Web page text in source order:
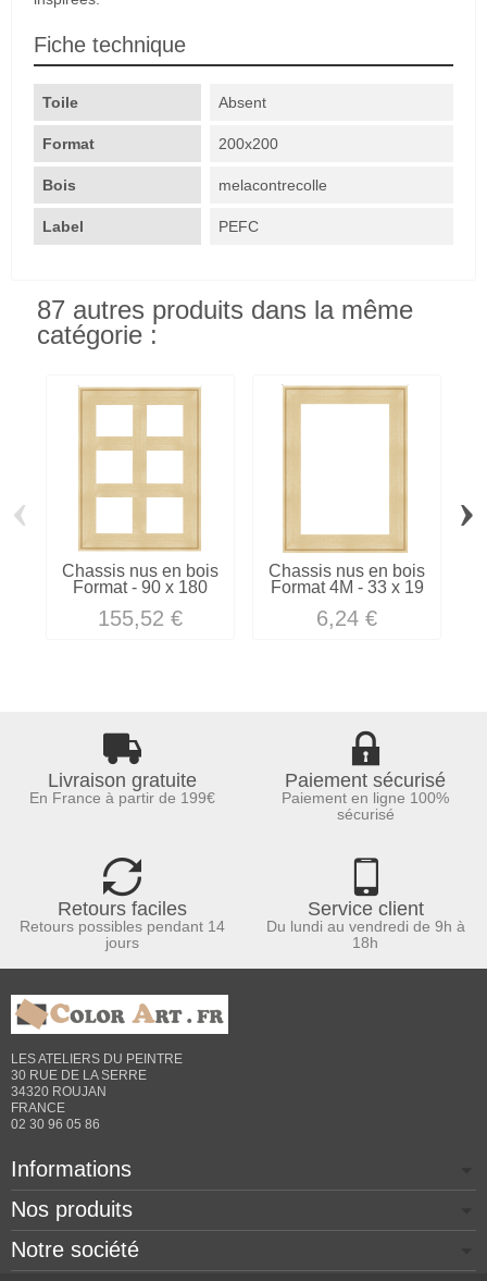
Fiche technique
Toile Absent
Format 200x200
Bois melacontrecolle
Label PEFC
87 autres produits dans la même
catégorie :
Chassis nus en bois
Format - 90 x 180
155,52 €
Chassis nus en bois
Format 4M - 33 x 19
6,24 €
‹ ›
Livraison gratuite
En France à partir de 199€
Paiement sécurisé
Paiement en ligne 100%
sécurisé
Retours faciles
Retours possibles pendant 14
jours
Service client
Du lundi au vendredi de 9h à
18h
LES ATELIERS DU PEINTRE
30 RUE DE LA SERRE
34320 ROUJAN
FRANCE
02 30 96 05 86
Informations
Nos produits
Notre société